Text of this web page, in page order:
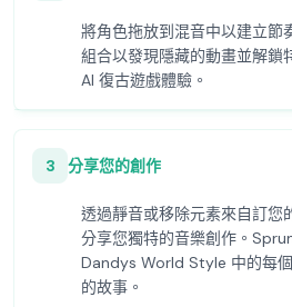
將角色拖放到混音中以建立節
組合以發現隱藏的動畫並解鎖
AI 復古遊戲體驗。
3 分享您的創作
透過靜音或移除元素來自訂您
分享您獨特的音樂創作。
Dandys World Style 中的每
的故事。